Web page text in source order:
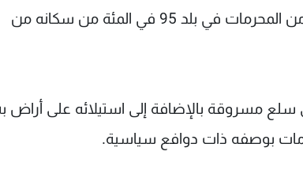
ويزعم المعبد أن له ملايين الأتباع ويعد التعدي على رهبان من المحرمات في بلد 95 في المئة من سكانه من
سلع مسروقة بالإضافة إلى استيلائه على
بوصفه ذات دوافع سياسية.